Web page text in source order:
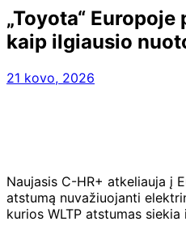
„Toyota“
kaip ilgiausio
21 kovo, 2026
Naujasis C-HR+ atkeliauja į
atstumą nuvažiuojanti
kurios WLTP atstumas